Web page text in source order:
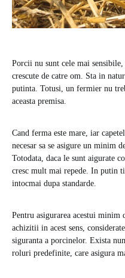
Porcii nu sunt cele mai
crescute de catre om. Sta in
putinta. Totusi, un fermier nu
aceasta premisa.
Cand ferma este mare, iar
necesar sa se asigure un minim
Totodata, daca le sunt aigurate
cresc mult mai repede. In putin
intocmai dupa standarde.
Pentru asigurarea acestui minim
achizitii in acest sens,
siguranta a porcinelor. Exista
roluri predefinite, care asigura